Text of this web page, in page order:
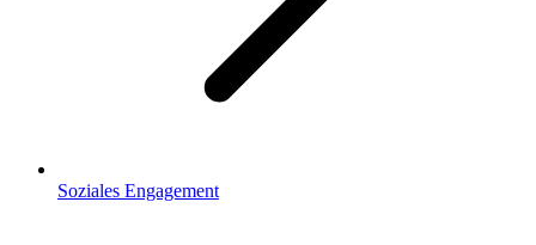
Soziales Engagement